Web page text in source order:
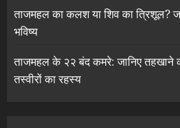
ताजमहल का कलश या शिव का त्रिशूल?
भविष्य
ताजमहल के २२ बंद कमरे: जानिए
तस्वीरों का रहस्य